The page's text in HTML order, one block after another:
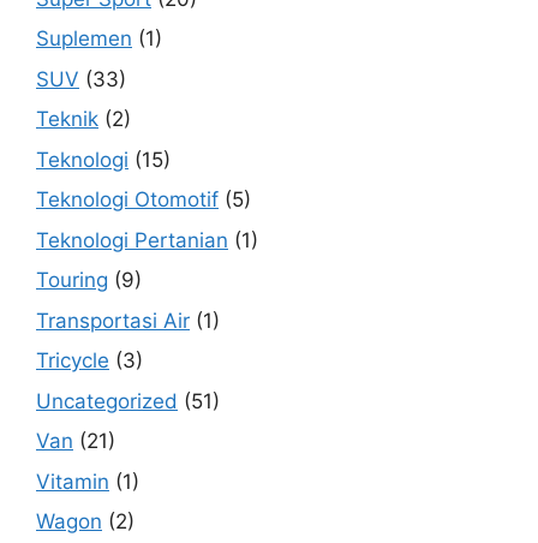
Suplemen (1)
SUV (33)
Teknik (2)
Teknologi (15)
Teknologi Otomotif (5)
Teknologi Pertanian (1)
Touring (9)
Transportasi Air (1)
Tricycle (3)
Uncategorized (51)
Van (21)
Vitamin (1)
Wagon (2)